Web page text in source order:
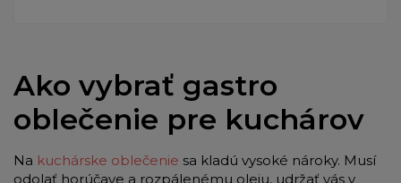
Ako vybrať gastro
oblečenie pre kuchárov
Na kuchárske oblečenie sa kladú vysoké nároky. Musí
odolať horúčave a rozpálenému oleju, udržať vás v